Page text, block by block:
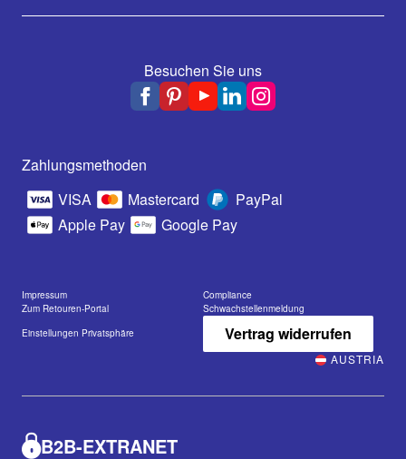
Besuchen Sie uns
Zahlungsmethoden
VISA
Mastercard
PayPal
Apple Pay
Google Pay
Impressum
Compliance
Zum Retouren-Portal
Schwachstellenmeldung
Einstellungen Privatsphäre
Vertrag widerrufen
AUSTRIA
B2B-EXTRANET